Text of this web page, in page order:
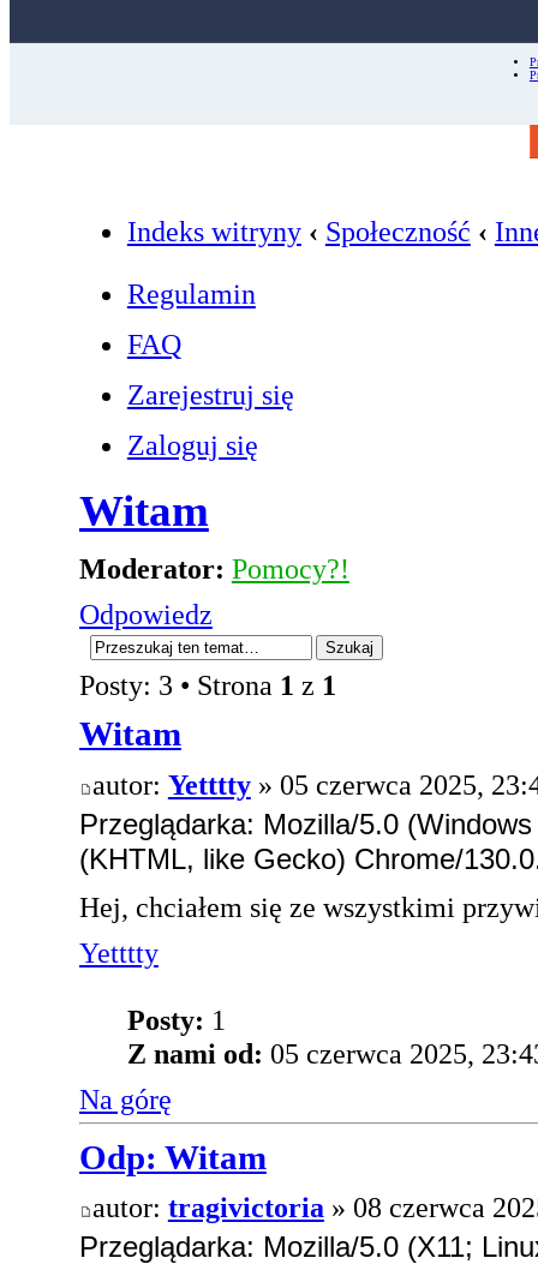
Indeks witryny ‹ Społeczność ‹
Regulamin
FAQ
Zarejestruj się
Zaloguj się
Witam
Moderator: Pomocy?!
Odpowiedz
Posty: 3 • Strona 1 z 1
Witam
autor: Yetttty» 05 czerwca 2025,
Przeglądarka: Mozilla/5.0
(KHTML, like Gecko) Chrome/
Hej, chciałem się ze wszystkimi
Yetttty
Posty: 1
Z nami od: 05 czerwca 2025,
Na górę
Odp: Witam
autor: tragivictoria » 08 czerwca
Przeglądarka: Mozilla/5.0 (X11;